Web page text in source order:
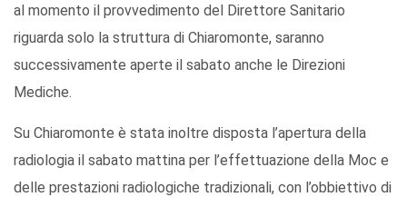
al momento il provvedimento del Direttore Sanitario
riguarda solo la struttura di Chiaromonte, saranno
successivamente aperte il sabato anche le Direzioni
Mediche.
Su Chiaromonte è stata inoltre disposta l’apertura della
radiologia il sabato mattina per l’effettuazione della Moc e
delle prestazioni radiologiche tradizionali, con l’obbiettivo di